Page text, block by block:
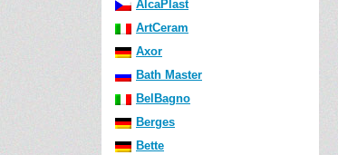
AlcaPlast
ArtCeram
Axor
Bath Master
BelBagno
Berges
Bette